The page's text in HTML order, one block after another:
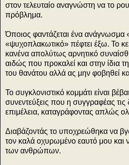
στον τελευταίο αναγνώστη να το
πρόβλημα.
Όποιος φαντάζεται ένα ανάγνωσμα
«ψυχοπλακωτικό» πέφτει έξω. Το
κανένα απολύτως αρνητικό
αιδώς που προκαλεί και στην ίδια
του θανάτου αλλά ας μην φοβηθεί
Το συγκλονιστικό κομμάτι είναι
συνεντεύξεις που η συγγραφέας
επιμέλεια, καταγράφοντας απλώς
Διαβάζοντάς το υποχρεώθηκα να
τον καλά οχυρωμένο εαυτό μου και
των ανθρώπων.